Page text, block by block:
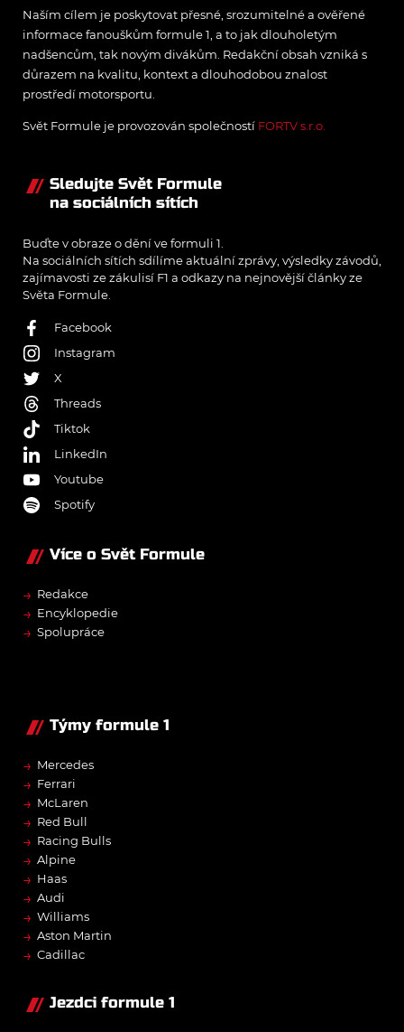
Naším cílem je poskytovat přesné, srozumitelné a ověřené
informace fanouškům formule 1, a to jak dlouholetým
nadšencům, tak novým divákům. Redakční obsah vzniká s
důrazem na kvalitu, kontext a dlouhodobou znalost
prostředí motorsportu.
Svět Formule je provozován společností FORTV s.r.o.
Sledujte Svět Formule
na sociálních sítích
Buďte v obraze o dění ve formuli 1.
Na sociálních sítích sdílíme aktuální zprávy, výsledky závodů,
zajímavosti ze zákulisí F1 a odkazy na nejnovější články ze
Světa Formule.
Facebook
Instagram
X
Threads
Tiktok
LinkedIn
Youtube
Spotify
Více o Svět Formule
→ Redakce
→ Encyklopedie
→ Spolupráce
Týmy formule 1
→ Mercedes
→ Ferrari
→ McLaren
→ Red Bull
→ Racing Bulls
→ Alpine
→ Haas
→ Audi
→ Williams
→ Aston Martin
→ Cadillac
Jezdci formule 1